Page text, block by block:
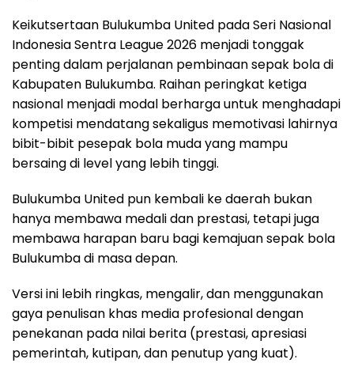
Keikutsertaan Bulukumba United pada Seri Nasional
Indonesia Sentra League 2026 menjadi tonggak
penting dalam perjalanan pembinaan sepak bola di
Kabupaten Bulukumba. Raihan peringkat ketiga
nasional menjadi modal berharga untuk menghadapi
kompetisi mendatang sekaligus memotivasi lahirnya
bibit-bibit pesepak bola muda yang mampu
bersaing di level yang lebih tinggi.
Bulukumba United pun kembali ke daerah bukan
hanya membawa medali dan prestasi, tetapi juga
membawa harapan baru bagi kemajuan sepak bola
Bulukumba di masa depan.
Versi ini lebih ringkas, mengalir, dan menggunakan
gaya penulisan khas media profesional dengan
penekanan pada nilai berita (prestasi, apresiasi
pemerintah, kutipan, dan penutup yang kuat).